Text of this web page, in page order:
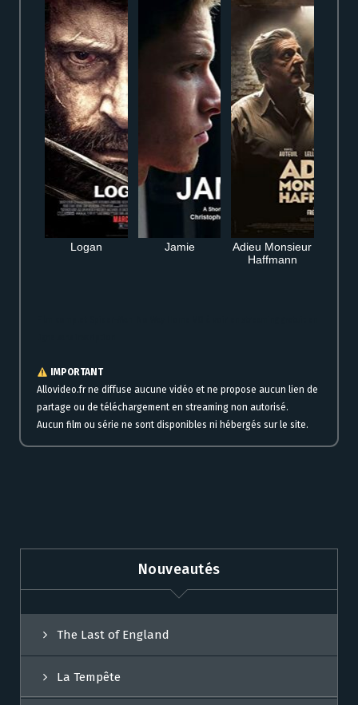
Logan Jamie
Adieu Monsieur
Haffmann
IMPORTANT
Allovideo.fr ne diffuse aucune vidéo et ne propose aucun lien de
partage ou de téléchargement en streaming non autorisé.
Aucun film ou série ne sont disponibles ni hébergés sur le site.
Nouveautés
The Last of England
La Tempête